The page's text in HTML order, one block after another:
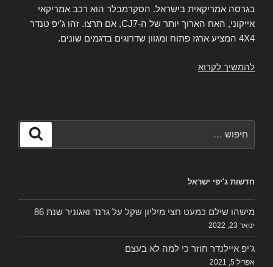
בגרסה אמריקאית בישראל. הסקרמבלר הוא רכב אמריקאי
אייקוני, האח הארוך יותר של ה-CJ7, אם תרצו. זהו ג'יפ טנדר
4X4 המציע ארגז פתוח ומגוון שדרוגים בדגמים שונים.
להמשיך לקרוא
חדשות ג'יפי ישראל
מישהו שילם כמעט חצי מיליון שקל על גרנד ואגוניר שנת 86
ינואר 23, 2022
ג'יפ איילנדר חוזר כי למה לא בעצם
אפריל 5, 2021